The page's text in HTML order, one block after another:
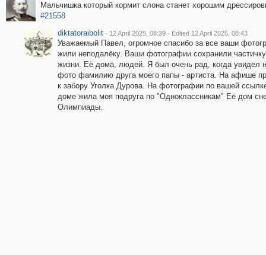
Мальчишка который кормит слона станет хорошим
#21558
diktatoraibolit · 12 April 2025, 08:39 · Edited 12 April 2025, 08:43
Уважаемый Павел, огромное спасибо за все ваши
жили неподалёку. Ваши фотографии сохранили
жизни. Её дома, людей. Я был очень рад, когда увидел
фото фамилию друга моего папы - артиста. На афише
к забору Уголка Дурова. На фотографии по вашей
доме жила моя подруга по "Одноклассникам" Её дом
Олимпиады.